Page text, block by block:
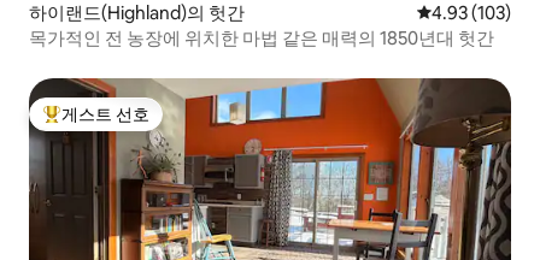
하이랜드(Highland)의 헛간 평점 4.93점(5
4.93 (103)
목가적인 전 농장에 위치한 마법 같은 매력의 1850년대 헛간
상위 게스트 선호
게스트 선호